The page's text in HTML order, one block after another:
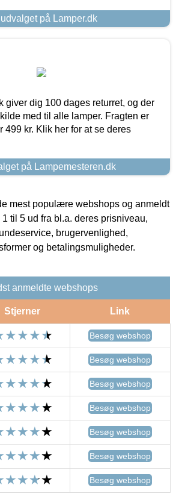
på Lamper.dk
giver dig 100 dages returret, og der
med til alle lamper. Fragten er
499 kr. Klik her for at se deres
på Lampemesteren.dk
mest populære webshops og anmeldt
til 5 ud fra bl.a. deres prisniveau,
brugervenlighed,
og betalingsmuligheder.
anmeldte webshops
Stjerner Link
Besøg webshop
Besøg webshop
Besøg webshop
Besøg webshop
Besøg webshop
Besøg webshop
Besøg webshop